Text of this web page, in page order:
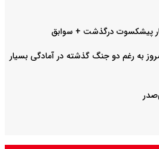
پیشکسوت درگذشت + سوابق
به رغم دو جنگ گذشته در آمادگی بسیار
نه فقط کسانی که در خیابان بودند/ دولت با